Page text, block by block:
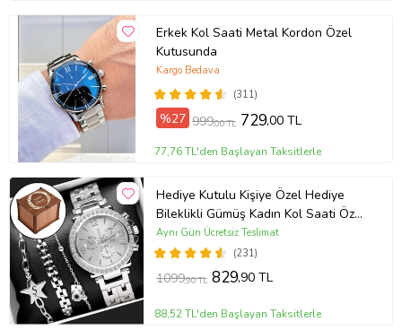
Erkek Kol Saati Metal Kordon Özel
Kutusunda
(311)
Kargo Bedava
%27 999,00 TL 729,00 TL
77,76 TL'den Başlayan Taksitlerle
Hediye Kutulu Kişiye Özel Hediye
Bileklikli Gümüş Kadın Kol Saati Özel
Kutusunda (Gümüş)
(231)
Aynı Gün Ücretsiz Teslimat
1099,90 TL 829,90 TL
88,52 TL'den Başlayan Taksitlerle